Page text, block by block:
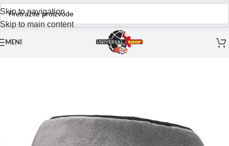
Skip to navigation
Skip to main content
MENI